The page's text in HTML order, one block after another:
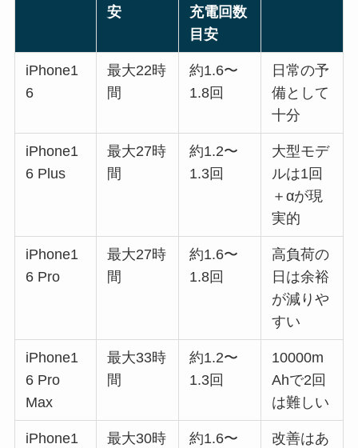
安
充電回数
目安
iPhone1
6
最大22時
間
約1.6〜
1.8回
日常の予
備として
十分
iPhone1
6 Plus
最大27時
間
約1.2〜
1.3回
大型モデ
ルは1回
＋αが現
実的
iPhone1
6 Pro
最大27時
間
約1.6〜
1.8回
高負荷の
日は余裕
が減りや
すい
iPhone1
6 Pro
Max
最大33時
間
約1.2〜
1.3回
10000m
Ahで2回
は難しい
iPhone1 最大30時 約1.6〜 改善はあ